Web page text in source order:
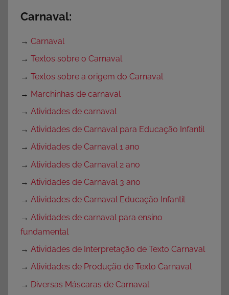
Carnaval:
→ Carnaval
→ Textos sobre o Carnaval
→ Textos sobre a origem do Carnaval
→ Marchinhas de carnaval
→ Atividades de carnaval
→ Atividades de Carnaval para Educação Infantil
→ Atividades de Carnaval 1 ano
→ Atividades de Carnaval 2 ano
→ Atividades de Carnaval 3 ano
→ Atividades de Carnaval Educação Infantil
→ Atividades de carnaval para ensino
fundamental
→ Atividades de Interpretação de Texto Carnaval
→ Atividades de Produção de Texto Carnaval
→ Diversas Máscaras de Carnaval